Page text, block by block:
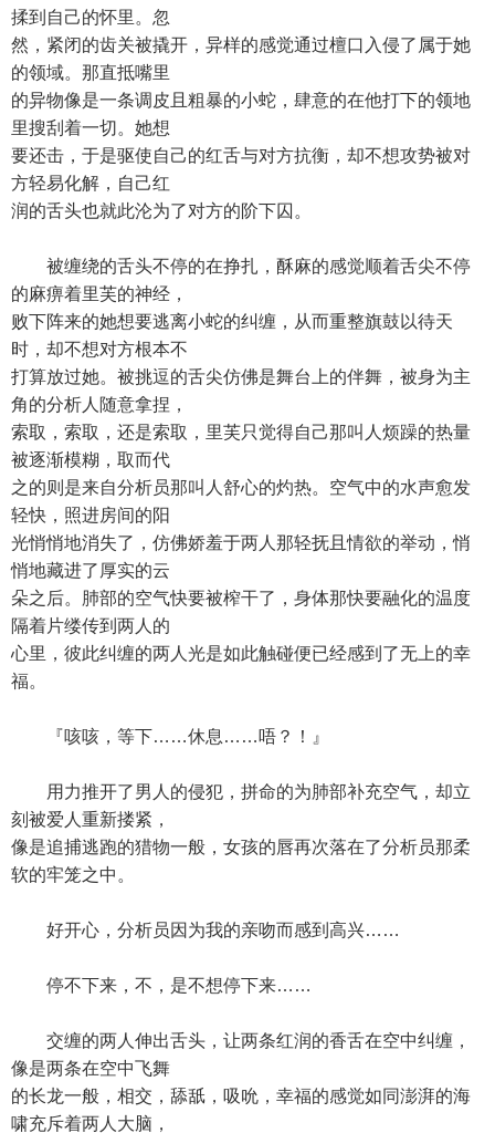
揉到自己的怀里。忽
然，紧闭的齿关被撬开，异样的感觉通过檀口入侵了属于她
的领域。那直抵嘴里
的异物像是一条调皮且粗暴的小蛇，肆意的在他打下的领地
里搜刮着一切。她想
要还击，于是驱使自己的红舌与对方抗衡，却不想攻势被对
方轻易化解，自己红
润的舌头也就此沦为了对方的阶下囚。
被缠绕的舌头不停的在挣扎，酥麻的感觉顺着舌尖不停
的麻痹着里芙的神经，
败下阵来的她想要逃离小蛇的纠缠，从而重整旗鼓以待天
时，却不想对方根本不
打算放过她。被挑逗的舌尖仿佛是舞台上的伴舞，被身为主
角的分析人随意拿捏，
索取，索取，还是索取，里芙只觉得自己那叫人烦躁的热量
被逐渐模糊，取而代
之的则是来自分析员那叫人舒心的灼热。空气中的水声愈发
轻快，照进房间的阳
光悄悄地消失了，仿佛娇羞于两人那轻抚且情欲的举动，悄
悄地藏进了厚实的云
朵之后。肺部的空气快要被榨干了，身体那快要融化的温度
隔着片缕传到两人的
心里，彼此纠缠的两人光是如此触碰便已经感到了无上的幸
福。
『咳咳，等下……休息……唔？！』
用力推开了男人的侵犯，拼命的为肺部补充空气，却立
刻被爱人重新搂紧，
像是追捕逃跑的猎物一般，女孩的唇再次落在了分析员那柔
软的牢笼之中。
好开心，分析员因为我的亲吻而感到高兴……
停不下来，不，是不想停下来……
交缠的两人伸出舌头，让两条红润的香舌在空中纠缠，
像是两条在空中飞舞
的长龙一般，相交，舔舐，吸吮，幸福的感觉如同澎湃的海
啸充斥着两人大脑，